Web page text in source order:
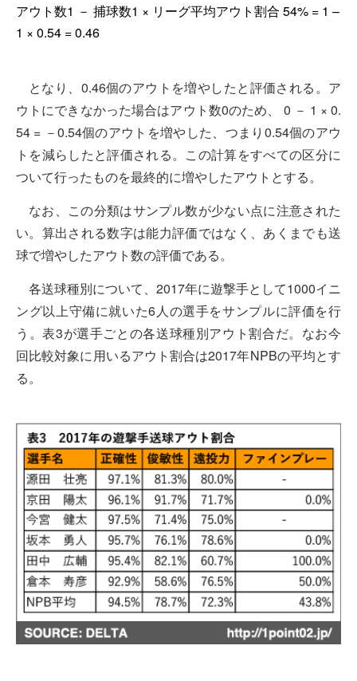
アウト数1 － 捕球数1 × リーグ平均アウト割合 54% = 1 –
1 × 0.54 = 0.46
となり、0.46個のアウトを増やしたと評価される。ア
ウトにできなかった場合はアウト数0のため、 0 － 1 × 0.
54 = －0.54個のアウトを増やした、つまり0.54個のアウ
トを減らしたと評価される。この計算をすべての区分に
ついて行ったものを最終的に増やしたアウトとする。
なお、この分類はサンプル数が少ない点に注意された
い。算出される数字は能力評価ではなく、あくまでも送
球で増やしたアウト数の評価である。
各送球種別について、2017年に遊撃手として1000イニ
ング以上守備に就いた6人の選手をサンプルに評価を行
う。表3が選手ごとの各送球種別アウト割合だ。なお今
回比較対象に用いるアウト割合は2017年NPBの平均とす
る。